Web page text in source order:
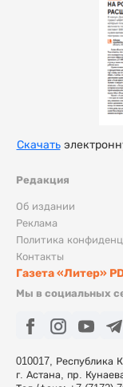
Редакция
Об издании
Реклама
Политика
Контакты
Газета «Литер»
Мы в социальных
010017, Республика
г. Астана, пр.
Скачать